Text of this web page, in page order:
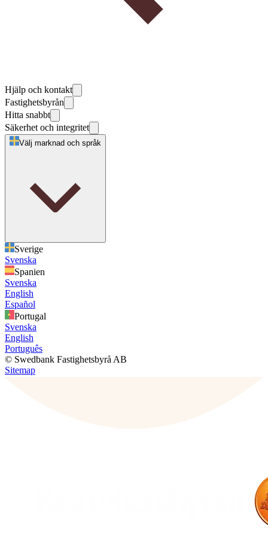
Hjälp och kontakt
Fastighetsbyrån
Hitta snabbt
Säkerhet och integritet
Välj marknad och språk
Sverige
Svenska
Spanien
Svenska
English
Español
Portugal
Svenska
English
Português
© Swedbank Fastighetsbyrå AB
Sitemap